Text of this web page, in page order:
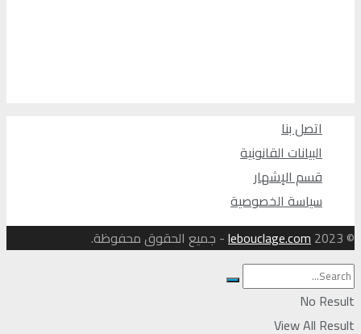
اتصل بنا
البيانات القانونية
قسم الإشهار
سياسة الخصوصية
© 2023
lebouclage.com- جميع الحقوق محفوظة.
No Result
View All Result